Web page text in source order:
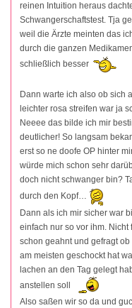
reinen Intuition heraus
Schwangerschaftstest. Tja
weil die Ärzte meinten das
durch die ganzen
schließlich besser
Dann warte ich also ob sich
leichter rosa streifen war ja
Neeee das bilde ich mir
deutlicher! So langsam
erst so ne doofe OP hinter
würde mich schon sehr
doch nicht schwanger bin?
durch den Kopf…
Dann als ich mir sicher war
einfach nur so vor ihm.
schon geahnt und gefragt
am meisten geschockt hat
lachen an den Tag gelegt
anstellen soll
Also saßen wir so da und